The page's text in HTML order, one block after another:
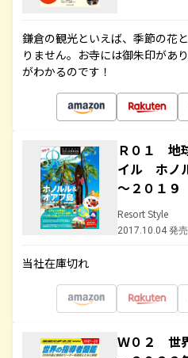
鎌倉の観光といえば、季節の花
りません。お寺には御朱印があ
がわかるのです！
Ｒ０１ 地
イル ホノ
～２０１９
Resort Style
2017.10.04 発売
当社在庫切れ
Ｗ０２ 世